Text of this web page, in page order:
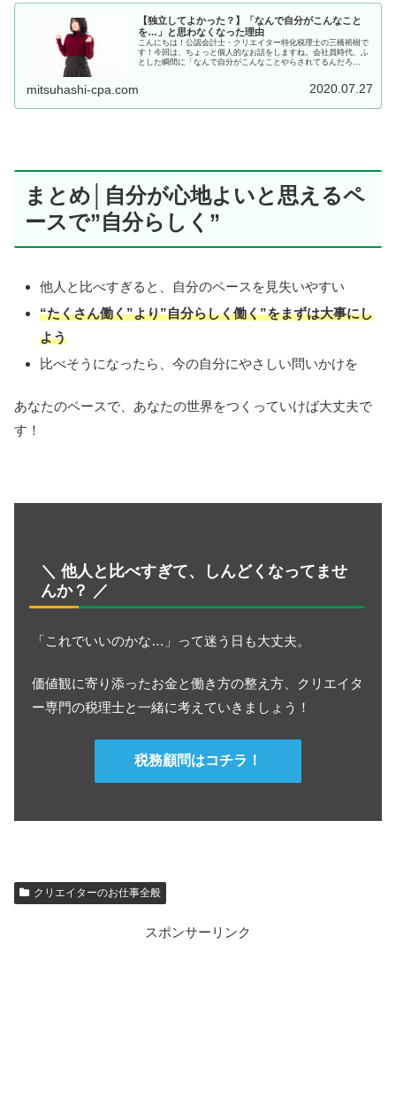
【独立してよかった？】「なんで自分がこんなこと
を…」と思わなくなった理由
こんにちは！公認会計士・クリエイター特化税理士の三橋裕樹で
す！今回は、ちょっと個人的なお話をしますね。会社員時代、ふ
とした瞬間に「なんで自分がこんなことやらされてるんだろ
mitsuhashi-cpa.com 2020.07.27
まとめ│自分が心地よいと思えるペ
ースで”自分らしく”
他人と比べすぎると、自分のペースを見失いやすい
“たくさん働く”より”自分らしく働く”をまずは大事にし
よう
比べそうになったら、今の自分にやさしい問いかけを
あなたのペースで、あなたの世界をつくっていけば大丈夫で
す！
＼ 他人と比べすぎて、しんどくなってませ
んか？ ／
「これでいいのかな…」って迷う日も大丈夫。
価値観に寄り添ったお金と働き方の整え方、クリエイタ
ー専門の税理士と一緒に考えていきましょう！
税務顧問はコチラ！
クリエイターのお仕事全般
スポンサーリンク